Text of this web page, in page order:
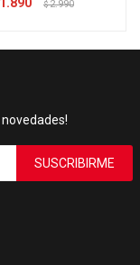
$ 2.990
SUSCRIBIRME